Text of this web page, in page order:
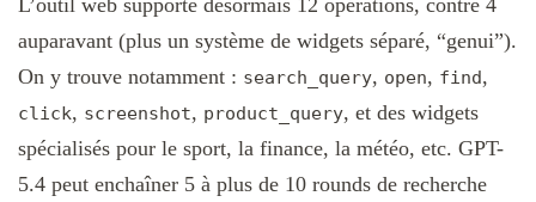
auparavant (plus un système de widgets séparé, “genui”).
On y trouve notamment : search_query, open, find,
click, screenshot, product_query, et des widgets
spécialisés pour le sport, la finance, la météo, etc. GPT-
5.4 peut enchaîner 5 à plus de 10 rounds de recherche